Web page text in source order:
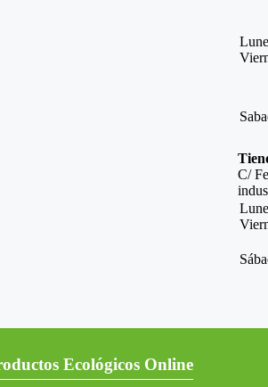
C/
Ecológicos Online